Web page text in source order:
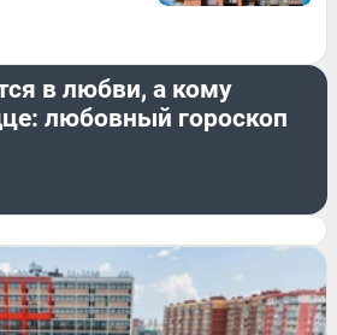
в любви, а кому
любовный гороскоп